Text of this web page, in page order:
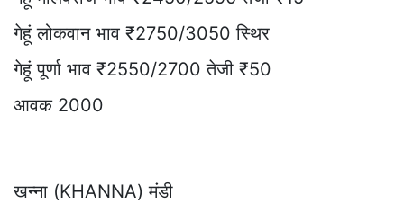
गेहूं लोकवान भाव ₹2750/3050 स्थिर
गेहूं पूर्णा भाव ₹2550/2700 तेजी ₹50
आवक 2000
खन्ना (KHANNA) मंडी